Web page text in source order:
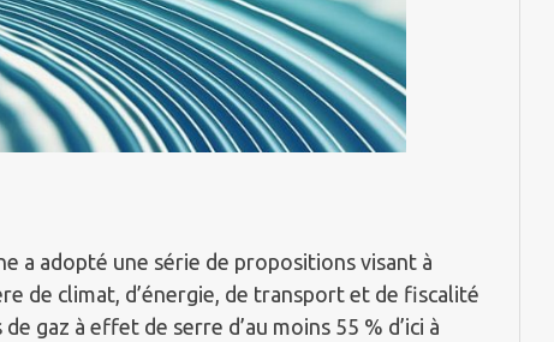
a adopté une série de propositions visant à
de climat, d’énergie, de transport et de fiscalité
gaz à effet de serre d’au moins 55 % d’ici à